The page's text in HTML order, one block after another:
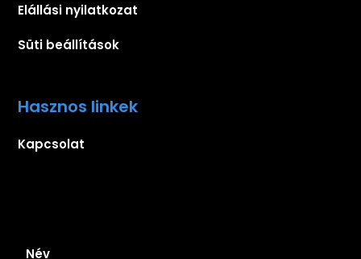
Elállási nyilatkozat
Süti beállítások
Hasznos linkek
Kapcsolat